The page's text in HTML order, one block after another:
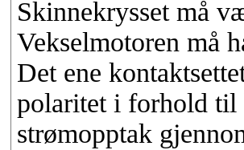
Skinnekrysset må
Vekselmotoren må
Det ene
polaritet i forhold til
strømopptak